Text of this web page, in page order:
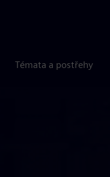
Témata a postřehy